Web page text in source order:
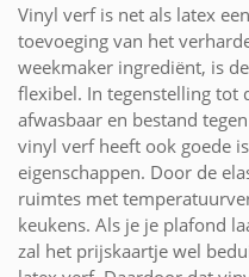
Vinyl verf is net als latex
toevoeging van het
weekmaker ingrediënt, is
flexibel. In tegenstelling tot
afwasbaar en bestand
vinyl verf heeft ook goede
eigenschappen. Door de
ruimtes met
keukens. Als je je plafond
zal het prijskaartje wel